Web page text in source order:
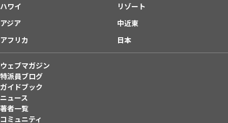
ハワイ
リゾート
アジア
中近東
アフリカ
日本
ウェブマガジン
特派員ブログ
ガイドブック
ニュース
著者一覧
コミュニティ